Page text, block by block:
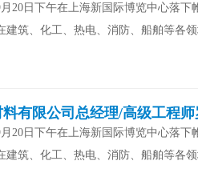
20日下午在上海新国际博览中心落
筑、化工、热电、消防、船舶等各
有限公司总经理/高级工程
20日下午在上海新国际博览中心落
筑、化工、热电、消防、船舶等各